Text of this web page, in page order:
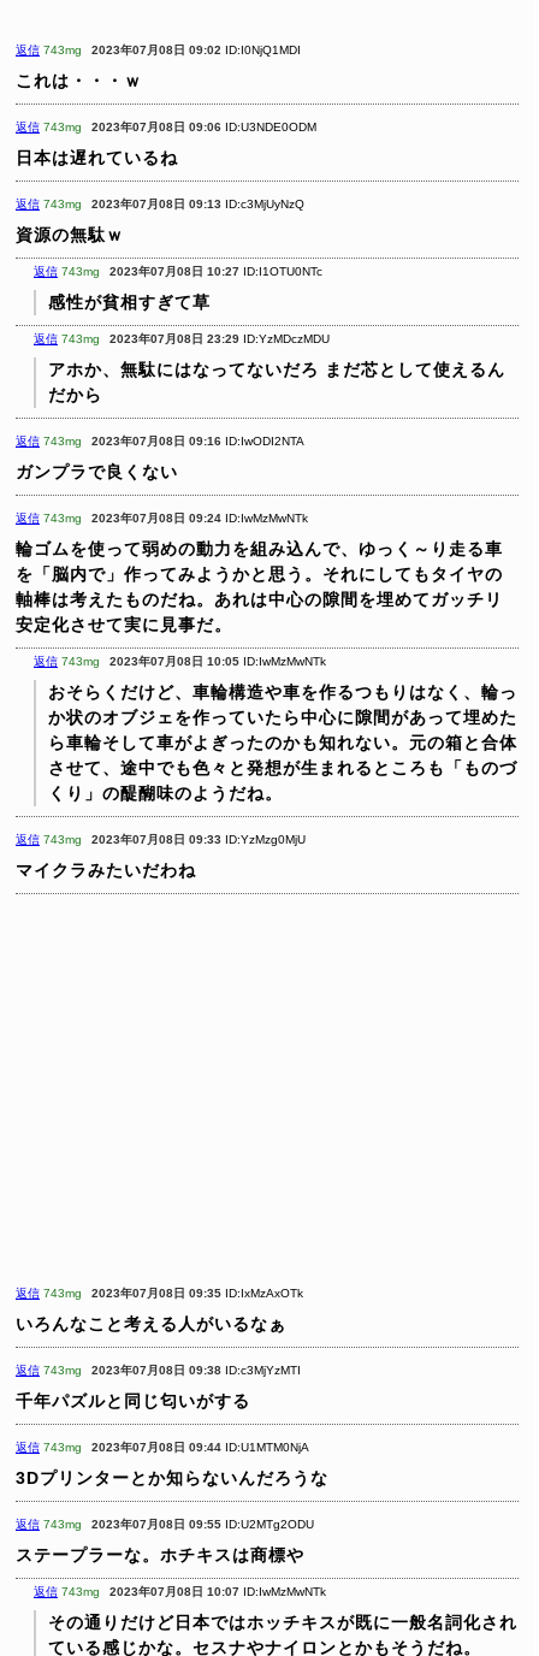
返信 743mg 2023年07月08日 09:02 ID:I0NjQ1MDI
これは・・・ｗ
返信 743mg 2023年07月08日 09:06 ID:U3NDE0ODM
日本は遅れているね
返信 743mg 2023年07月08日 09:13 ID:c3MjUyNzQ
資源の無駄ｗ
返信 743mg 2023年07月08日 10:27 ID:I1OTU0NTc
感性が貧相すぎて草
返信 743mg 2023年07月08日 23:29 ID:YzMDczMDU
アホか、無駄にはなってないだろ まだ芯として使えるん
だから
返信 743mg 2023年07月08日 09:16 ID:IwODI2NTA
ガンプラで良くない
返信 743mg 2023年07月08日 09:24 ID:IwMzMwNTk
輪ゴムを使って弱めの動力を組み込んで、ゆっく～り走る車
を「脳内で」作ってみようかと思う。それにしてもタイヤの
軸棒は考えたものだね。あれは中心の隙間を埋めてガッチリ
安定化させて実に見事だ。
返信 743mg 2023年07月08日 10:05 ID:IwMzMwNTk
おそらくだけど、車輪構造や車を作るつもりはなく、輪っ
か状のオブジェを作っていたら中心に隙間があって埋めた
ら車輪そして車がよぎったのかも知れない。元の箱と合体
させて、途中でも色々と発想が生まれるところも「ものづ
くり」の醍醐味のようだね。
返信 743mg 2023年07月08日 09:33 ID:YzMzg0MjU
マイクラみたいだわね
返信 743mg 2023年07月08日 09:35 ID:IxMzAxOTk
いろんなこと考える人がいるなぁ
返信 743mg 2023年07月08日 09:38 ID:c3MjYzMTI
千年パズルと同じ匂いがする
返信 743mg 2023年07月08日 09:44 ID:U1MTM0NjA
3Dプリンターとか知らないんだろうな
返信 743mg 2023年07月08日 09:55 ID:U2MTg2ODU
ステープラーな。ホチキスは商標や
返信 743mg 2023年07月08日 10:07 ID:IwMzMwNTk
その通りだけど日本ではホッチキスが既に一般名詞化され
ている感じかな。セスナやナイロンとかもそうだね。